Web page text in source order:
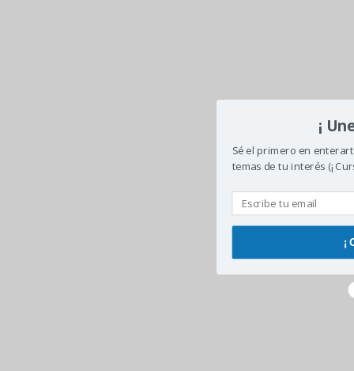
¡
Sé el primero en
temas de tu interés (¡
¡